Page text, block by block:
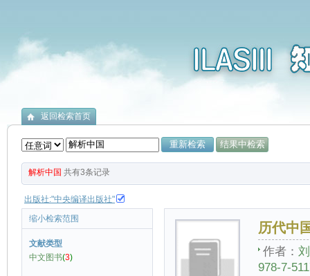
返回检索首页
解析中国 共有3条记录
出版社:"中央编译出版社"
历代中
作者：
978-7-
缩小检索范围
文献类型
中文图书(3)